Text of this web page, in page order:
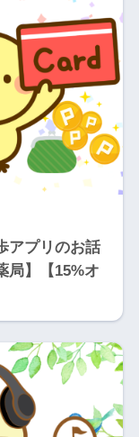
アプリのお話
局】【15%オ